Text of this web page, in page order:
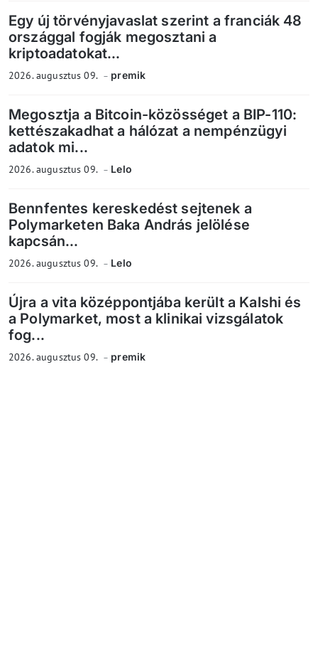
Egy új törvényjavaslat szerint a franciák 48
országgal fogják megosztani a
kriptoadatokat...
2026. augusztus 09. premik
Megosztja a Bitcoin-közösséget a BIP-110:
kettészakadhat a hálózat a nempénzügyi
adatok mi...
2026. augusztus 09. Lelo
Bennfentes kereskedést sejtenek a
Polymarketen Baka András jelölése
kapcsán...
2026. augusztus 09. Lelo
Újra a vita középpontjába került a Kalshi és
a Polymarket, most a klinikai vizsgálatok
fog...
2026. augusztus 09. premik